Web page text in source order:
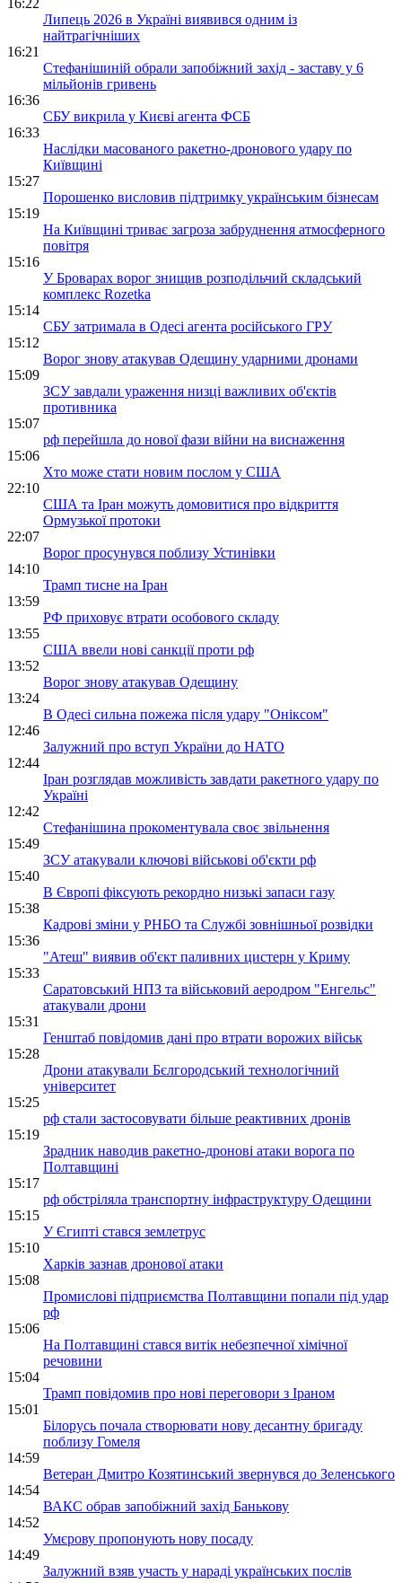
16:22
Липець 2026 в Україні виявився одним із
найтрагічніших
16:21
Стефанішиній обрали запобіжний захід - заставу у 6
мільйонів гривень
16:36
СБУ викрила у Києві агента ФСБ
16:33
Наслідки масованого ракетно-дронового удару по
Київщині
15:27
Порошенко висловив підтримку українським бізнесам
15:19
На Київщині триває загроза забруднення атмосферного
повітря
15:16
У Броварах ворог знищив розподільчий складський
комплекс Rozetka
15:14
СБУ затримала в Одесі агента російського ГРУ
15:12
Ворог знову атакував Одещину ударними дронами
15:09
ЗСУ завдали ураження низці важливих об'єктів
противника
15:07
рф перейшла до нової фази війни на виснаження
15:06
Хто може стати новим послом у США
22:10
США та Іран можуть домовитися про відкриття
Ормузької протоки
22:07
Ворог просунувся поблизу Устинівки
14:10
Трамп тисне на Іран
13:59
РФ приховує втрати особового складу
13:55
США ввели нові санкції проти рф
13:52
Ворог знову атакував Одещину
13:24
В Одесі сильна пожежа після удару "Оніксом"
12:46
Залужний про вступ України до НАТО
12:44
Іран розглядав можливість завдати ракетного удару по
Україні
12:42
Стефанішина прокоментувала своє звільнення
15:49
ЗСУ атакували ключові військові об'єкти рф
15:40
В Європі фіксують рекордно низькі запаси газу
15:38
Кадрові зміни у РНБО та Службі зовнішньої розвідки
15:36
"Атеш" виявив об'єкт паливних цистерн у Криму
15:33
Саратовський НПЗ та військовий аеродром "Енгельс"
атакували дрони
15:31
Генштаб повідомив дані про втрати ворожих військ
15:28
Дрони атакували Бєлгородський технологічний
університет
15:25
рф стали застосовувати більше реактивних дронів
15:19
Зрадник наводив ракетно-дронові атаки ворога по
Полтавщині
15:17
рф обстріляла транспортну інфраструктуру Одещини
15:15
У Єгипті стався землетрус
15:10
Харків зазнав дронової атаки
15:08
Промислові підприємства Полтавщини попали під удар
рф
15:06
На Полтавщині стався витік небезпечної хімічної
речовини
15:04
Трамп повідомив про нові переговори з Іраном
15:01
Білорусь почала створювати нову десантну бригаду
поблизу Гомеля
14:59
Ветеран Дмитро Козятинський звернувся до Зеленського
14:54
ВАКС обрав запобіжний захід Банькову
14:52
Умєрову пропонують нову посаду
14:49
Залужний взяв участь у нараді українських послів